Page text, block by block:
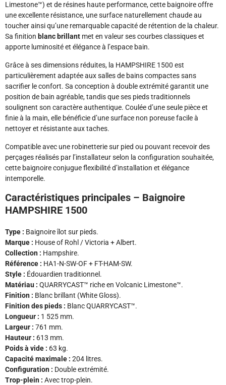
Limestone™) et de résines haute performance, cette baignoire offre
une excellente résistance, une surface naturellement chaude au
toucher ainsi qu’une remarquable capacité de rétention de la chaleur.
Sa finition blanc brillant met en valeur ses courbes classiques et
apporte luminosité et élégance à l’espace bain.
Grâce à ses dimensions réduites, la HAMPSHIRE 1500 est
particulièrement adaptée aux salles de bains compactes sans
sacrifier le confort. Sa conception à double extrémité garantit une
position de bain agréable, tandis que ses pieds traditionnels
soulignent son caractère authentique. Coulée d’une seule pièce et
finie à la main, elle bénéficie d’une surface non poreuse facile à
nettoyer et résistante aux taches.
Compatible avec une robinetterie sur pied ou pouvant recevoir des
perçages réalisés par l’installateur selon la configuration souhaitée,
cette baignoire conjugue flexibilité d’installation et élégance
intemporelle.
Caractéristiques principales – Baignoire
HAMPSHIRE 1500
Type : Baignoire îlot sur pieds.
Marque : House of Rohl / Victoria + Albert.
Collection : Hampshire.
Référence : HA1-N-SW-OF + FT-HAM-SW.
Style : Édouardien traditionnel.
Matériau : QUARRYCAST™ riche en Volcanic Limestone™.
Finition : Blanc brillant (White Gloss).
Finition des pieds : Blanc QUARRYCAST™.
Longueur : 1 525 mm.
Largeur : 761 mm.
Hauteur : 613 mm.
Poids à vide : 63 kg.
Capacité maximale : 204 litres.
Configuration : Double extrémité.
Trop-plein : Avec trop-plein.